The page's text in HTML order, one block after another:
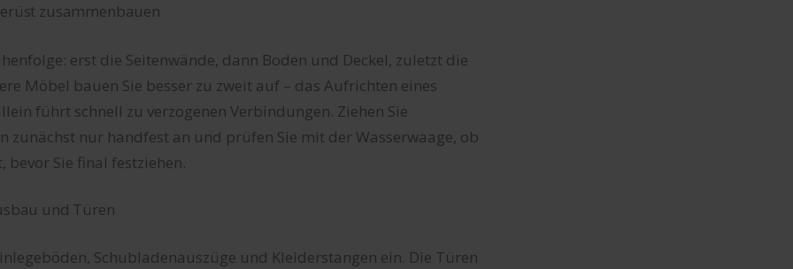
zusammenbauen
erst die Seitenwände, dann Boden und Deckel, zuletzt die
Möbel bauen Sie besser zu zweit auf – das Aufrichten eines
führt schnell zu verzogenen Verbindungen. Ziehen Sie
zunächst nur handfest an und prüfen Sie mit der Wasserwaage, ob
bevor Sie final festziehen.
und Türen
Schubladenauszüge und Kleiderstangen ein. Die Türen